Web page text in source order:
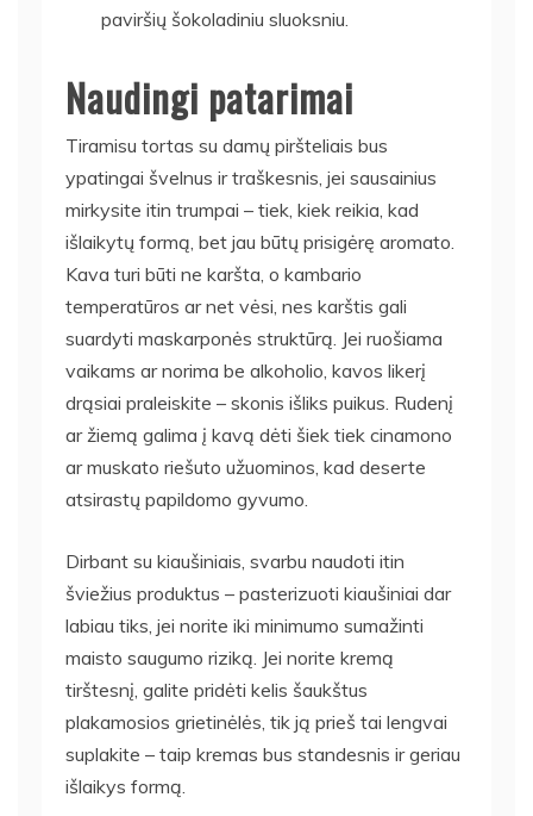
paviršių šokoladiniu sluoksniu.
Naudingi patarimai
Tiramisu tortas su damų piršteliais bus
ypatingai švelnus ir traškesnis, jei sausainius
mirkysite itin trumpai – tiek, kiek reikia, kad
išlaikytų formą, bet jau būtų prisigėrę aromato.
Kava turi būti ne karšta, o kambario
temperatūros ar net vėsi, nes karštis gali
suardyti maskarponės struktūrą. Jei ruošiama
vaikams ar norima be alkoholio, kavos likerį
drąsiai praleiskite – skonis išliks puikus. Rudenį
ar žiemą galima į kavą dėti šiek tiek cinamono
ar muskato riešuto užuominos, kad deserte
atsirastų papildomo gyvumo.
Dirbant su kiaušiniais, svarbu naudoti itin
šviežius produktus – pasterizuoti kiaušiniai dar
labiau tiks, jei norite iki minimumo sumažinti
maisto saugumo riziką. Jei norite kremą
tirštesnį, galite pridėti kelis šaukštus
plakamosios grietinėlės, tik ją prieš tai lengvai
suplakite – taip kremas bus standesnis ir geriau
išlaikys formą.